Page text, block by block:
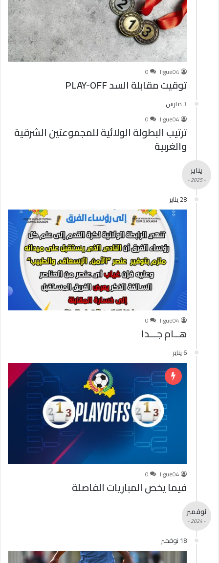
ligue04
0
توقيت مقابلة السد PLAY-OFF
3 مارس
ligue04
0
ترتيب البطولة الولائية للمجموعتين الشرقية
والغربية
يناير
- 2025 -
28 يناير
ligue04
0
هــام جـــدا
6 يناير
ligue04
0
فيما يخص المباريات الفاصلة
نوفمبر
- 2024 -
18 نوفمبر